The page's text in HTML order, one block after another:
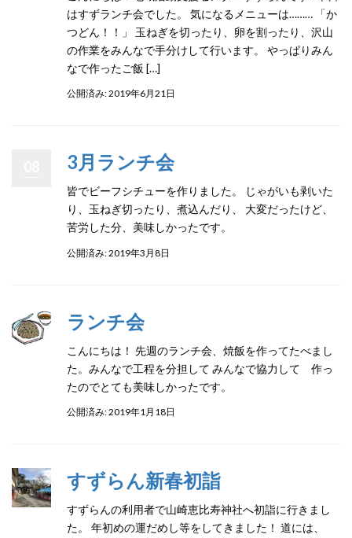
はすずランチ会でした。 気になるメニューは……… 「か
つどん！！」 玉ねぎを切ったり、卵を割ったり、沢山
の作業をみんなで手分けして行います。 やっぱりみん
なで作ったご飯 […]
公開済み: 2019年6月21日
3月ランチ会
皆でビーフシチューを作りました。 じゃがいも剥いた
り、玉ねぎ切ったり、煮込んだり、 大変だったけど、
苦労した分、美味しかったです。
公開済み: 2019年3月8日
ランチ会
こんにちは！ 先週のランチ会、焼飯を作ってたべまし
た。みんなで工程を分担して みんなで協力して 作っ
たのでとても美味しかったです。
公開済み: 2019年1月18日
すずらん新春初詣
すずらんの利用者で山崎恵比寿神社へ初詣に行きまし
た。 年初めの運だめし等をしてきました！ 道には、